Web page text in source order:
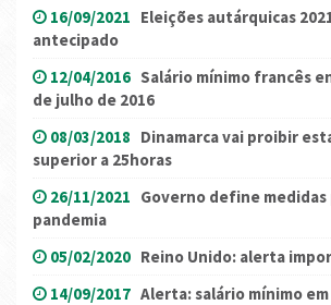
16/09/2021 Eleições autárquicas
antecipado
12/04/2016 Salário mínimo francês
de julho de 2016
08/03/2018 Dinamarca vai proibir
superior a 25horas
26/11/2021 Governo define
pandemia
05/02/2020 Reino Unido: alerta
14/09/2017 Alerta: salário mínimo